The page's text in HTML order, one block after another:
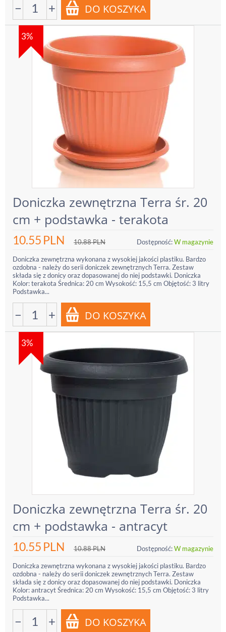
− +
3%
Doniczka zewnętrzna Terra śr. 20
cm + podstawka - terakota
10.55 PLN 10.88PLN Dostępność:W magazynie
Doniczka zewnętrzna wykonana z wysokiej jakości plastiku. Bardzo
ozdobna - należy do serii doniczek zewnętrznych Terra. Zestaw
składa się z donicy oraz dopasowanej do niej podstawki. Doniczka
Kolor: terakota Średnica: 20 cm Wysokość: 15,5 cm Objętość: 3 litry
Podstawka...
− +
3%
Doniczka zewnętrzna Terra śr. 20
cm + podstawka - antracyt
10.55 PLN 10.88PLN Dostępność:W magazynie
Doniczka zewnętrzna wykonana z wysokiej jakości plastiku. Bardzo
ozdobna - należy do serii doniczek zewnętrznych Terra. Zestaw
składa się z donicy oraz dopasowanej do niej podstawki. Doniczka
Kolor: antracyt Średnica: 20 cm Wysokość: 15,5 cm Objętość: 3 litry
Podstawka...
− +